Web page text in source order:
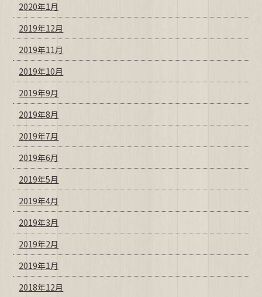
2020年1月
2019年12月
2019年11月
2019年10月
2019年9月
2019年8月
2019年7月
2019年6月
2019年5月
2019年4月
2019年3月
2019年2月
2019年1月
2018年12月